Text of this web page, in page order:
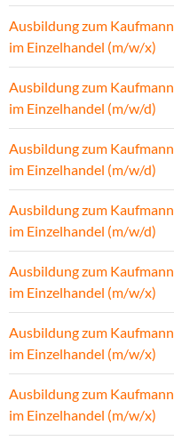
Ausbildung zum Kaufmann
im Einzelhandel (m/w/x)
Ausbildung zum Kaufmann
im Einzelhandel (m/w/d)
Ausbildung zum Kaufmann
im Einzelhandel (m/w/d)
Ausbildung zum Kaufmann
im Einzelhandel (m/w/d)
Ausbildung zum Kaufmann
im Einzelhandel (m/w/x)
Ausbildung zum Kaufmann
im Einzelhandel (m/w/x)
Ausbildung zum Kaufmann
im Einzelhandel (m/w/x)